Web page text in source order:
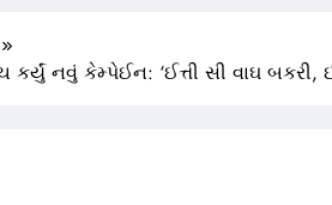
નવું કેમ્પેઈન: ‘ઈત્તી સી વાઘ બકરી,